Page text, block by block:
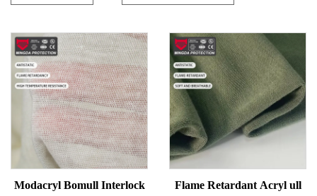
Modacryl Bomull Interlock
Flame Retardant Acryl ull